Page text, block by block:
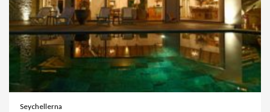
Seychellerna